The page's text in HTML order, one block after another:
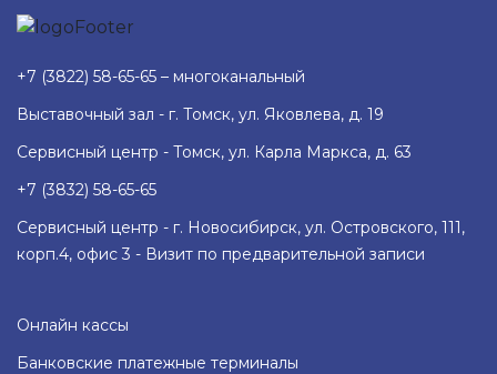
+7 (3822) 58-65-65 – многоканальный
Выставочный зал - г. Томск, ул. Яковлева, д. 19
Сервисный центр - Томск, ул. Карла Маркса, д. 63
+7 (3832) 58-65-65
Сервисный центр - г. Новосибирск, ул. Островского, 111,
корп.4, офис 3 - Визит по предварительной записи
Онлайн кассы
Банковские платежные терминалы